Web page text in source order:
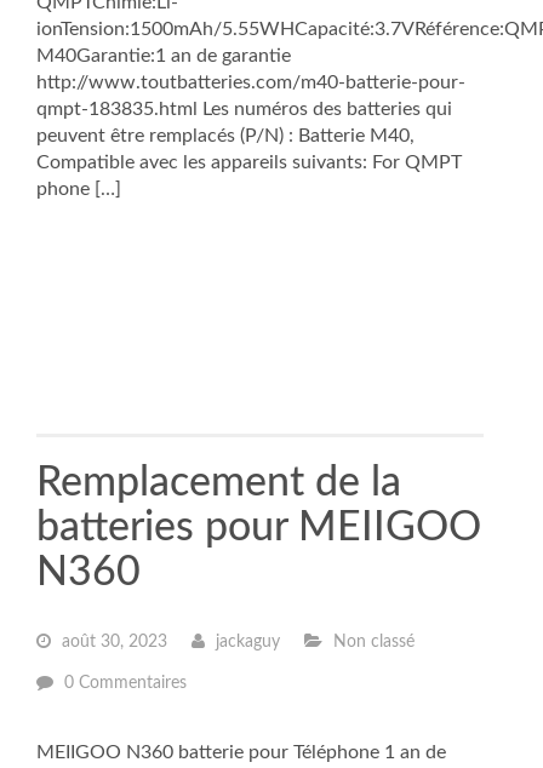
ionTension:1500mAh/
M40Garantie:1 an de garantie
http://www.toutbatteries.com/m40-batterie-pour-
qmpt-183835.html Les numéros des batteries qui
peuvent être remplacés (P/N) : Batterie M40,
Compatible avec les appareils suivants: For QMPT
phone […]
Remplacement de la
batteries pour MEIIGOO
N360
août 30, 2023 jackaguy Non classé
0 Commentaires
MEIIGOO N360 batterie pour Téléphone 1 an de